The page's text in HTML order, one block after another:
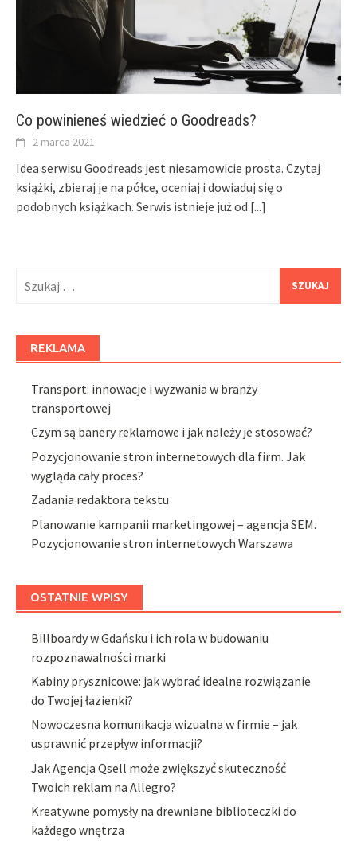
Co powinieneś wiedzieć o Goodreads?
2 marca 2021
Idea serwisu Goodreads jest niesamowicie prosta. Czytaj
książki, zbieraj je na półce, oceniaj i dowiaduj się o
podobnych książkach. Serwis istnieje już od [...]
REKLAMA
Transport: innowacje i wyzwania w branży
transportowej
Czym są banery reklamowe i jak należy je stosować?
Pozycjonowanie stron internetowych dla firm. Jak
wygląda cały proces?
Zadania redaktora tekstu
Planowanie kampanii marketingowej – agencja SEM.
Pozycjonowanie stron internetowych Warszawa
OSTATNIE WPISY
Billboardy w Gdańsku i ich rola w budowaniu
rozpoznawalności marki
Kabiny prysznicowe: jak wybrać idealne rozwiązanie
do Twojej łazienki?
Nowoczesna komunikacja wizualna w firmie – jak
usprawnić przepływ informacji?
Jak Agencja Qsell może zwiększyć skuteczność
Twoich reklam na Allegro?
Kreatywne pomysły na drewniane biblioteczki do
każdego wnętrza